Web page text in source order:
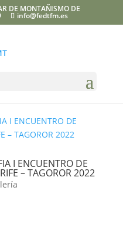
DE MONTAÑISMO DE
info@fedtfm.es
I ENCUENTRO DE
– TAGOROR 2022